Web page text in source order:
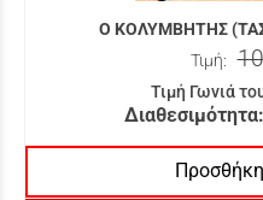
Ο ΚΟΛΥΜΒΗΤΗΣ
Τιμή:
Τιμή Γωνιά
Διαθεσιμότητα: